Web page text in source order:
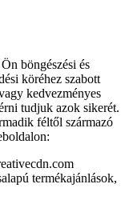
böngészési és
köréhez szabott
kedvezményes
tudjuk azok sikerét.
féltől származó
termékajánlások,